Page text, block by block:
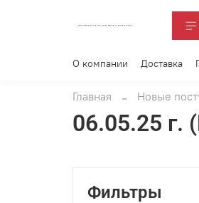
О компании Доставка
Главная Новые
06.05.25 г.
Фильтры